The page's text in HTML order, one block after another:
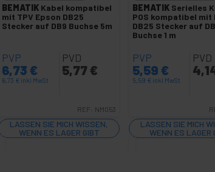
BEMATIK Kabel kompatibel
mit TPV Epson DB25
Stecker auf DB9 Buchse 5m
PVP
6,73 €
6,73 € inkl MwSt
PVD
5,77 €
REF: NM053
LASSEN SIE MICH WISSEN,
WENN ES LAGER GIBT
BEMATIK Serielles
POS kompatibel mit
DB25 Stecker auf
Buchse 1 m
PVP
5,59 €
5,59 € inkl MwSt
PVD
LASSEN SIE MICH
WENN ES LAGER